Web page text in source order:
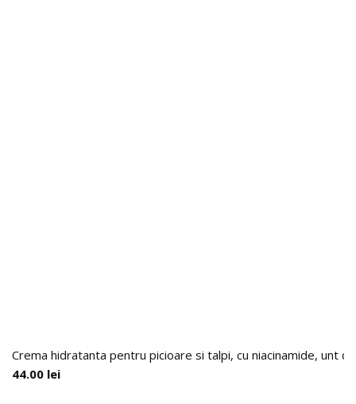
Crema hidratanta pentru picioare si talpi, cu niacinamide, unt
44.00 lei